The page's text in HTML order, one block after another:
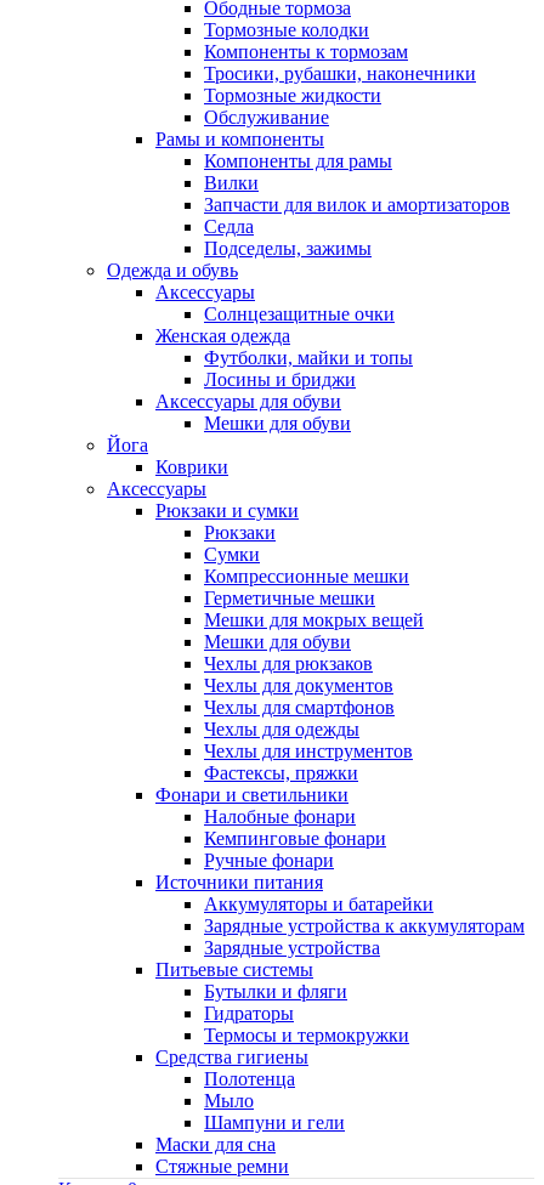
Ободные тормоза
Тормозные колодки
Компоненты к тормозам
Тросики, рубашки, наконечники
Тормозные жидкости
Обслуживание
Рамы и компоненты
Компоненты для рамы
Вилки
Запчасти для вилок и амортизаторов
Седла
Подседелы, зажимы
Одежда и обувь
Аксессуары
Солнцезащитные очки
Женская одежда
Футболки, майки и топы
Лосины и бриджи
Аксессуары для обуви
Мешки для обуви
Йога
Коврики
Аксессуары
Рюкзаки и сумки
Рюкзаки
Сумки
Компрессионные мешки
Герметичные мешки
Мешки для мокрых вещей
Мешки для обуви
Чехлы для рюкзаков
Чехлы для документов
Чехлы для смартфонов
Чехлы для одежды
Чехлы для инструментов
Фастексы, пряжки
Фонари и светильники
Налобные фонари
Кемпинговые фонари
Ручные фонари
Источники питания
Аккумуляторы и батарейки
Зарядные устройства к аккумуляторам
Зарядные устройства
Питьевые системы
Бутылки и фляги
Гидраторы
Термосы и термокружки
Средства гигиены
Полотенца
Мыло
Шампуни и гели
Маски для сна
Стяжные ремни